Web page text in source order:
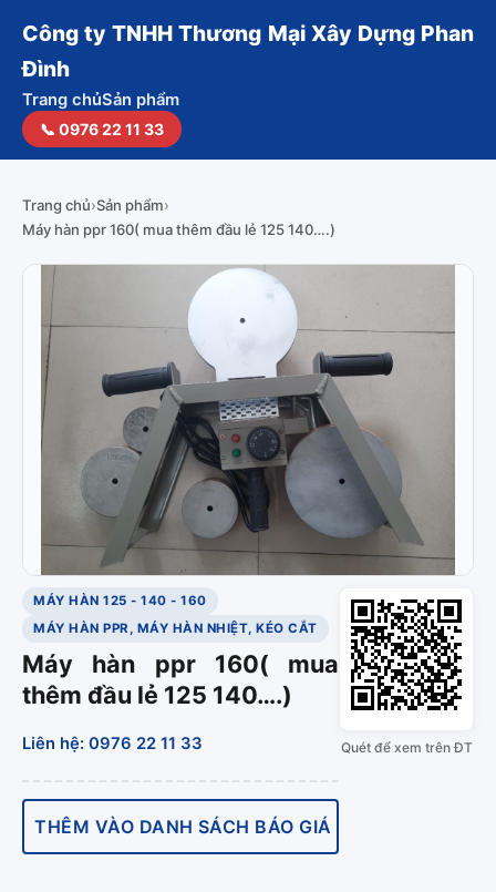
Công ty TNHH Thương Mại Xây Dựng Phan
Đình
Trang chủSản phẩm
📞 0976 22 11 33
Trang chủ›Sản phẩm›
Máy hàn ppr 160( mua thêm đầu lẻ 125 140….)
MÁY HÀN 125 - 140 - 160
MÁY HÀN PPR, MÁY HÀN NHIỆT, KÉO CẮT
Máy hàn ppr 160( mua
thêm đầu lẻ 125 140….)
Liên hệ: 0976 22 11 33
THÊM VÀO DANH SÁCH BÁO GIÁ
Quét để xem trên ĐT